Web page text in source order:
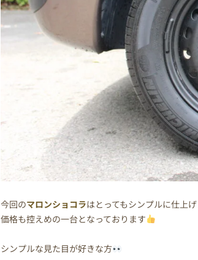
今回のマロンショコラはとってもシンプルに仕上
価格も控えめの一台となっております
シンプルな見た目が好きな方